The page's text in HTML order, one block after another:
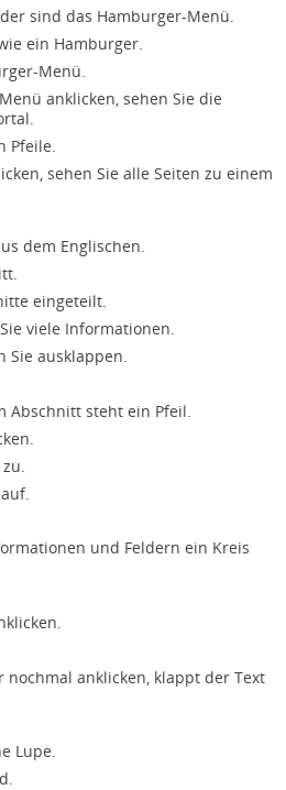
sind das Hamburger-Menü.
ein Hamburger.
Menü.
anklicken, sehen Sie die
Pfeile.
sehen Sie alle Seiten zu einem
dem Englischen.
eingeteilt.
viele Informationen.
Sie ausklappen.
Abschnitt steht ein Pfeil.
und Feldern ein Kreis
nochmal anklicken, klappt der Text
Lupe.